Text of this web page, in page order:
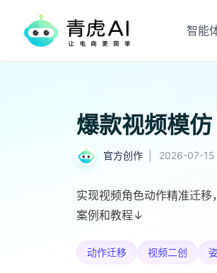
智能
爆款视频模仿
官方创作 2026-07-
实现视频角色动作精准迁
案例和教程↓
动作迁移 视频二创